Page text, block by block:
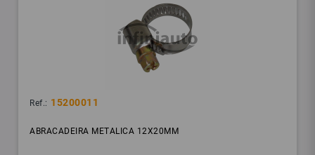
Ref.: 15200011
ABRACADEIRA METALICA 12X20MM